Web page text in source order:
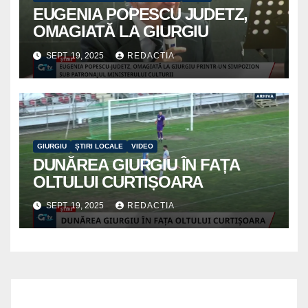
EUGENIA POPESCU JUDETZ,
OMAGIATĂ LA GIURGIU
SEPT. 19, 2025 REDACTIA
GIURGIU ȘTIRI LOCALE VIDEO
DUNĂREA GIURGIU ÎN FAȚA
OLTULUI CURTIȘOARA
SEPT. 19, 2025 REDACTIA